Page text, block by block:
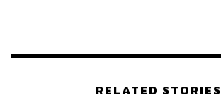
RELATED STORIES